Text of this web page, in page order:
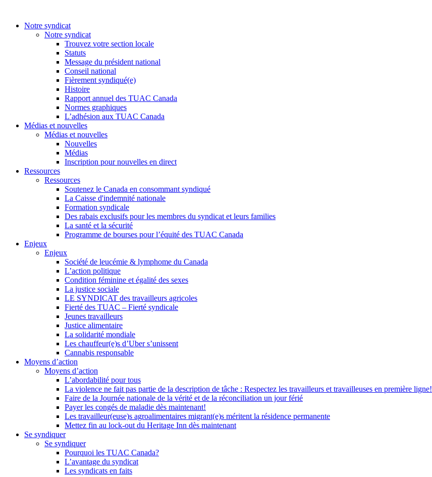
Notre syndicat
Notre syndicat
Trouvez votre section locale
Statuts
Message du président national
Conseil national
Fièrement syndiqué(e)
Histoire
Rapport annuel des TUAC Canada
Normes graphiques
L’adhésion aux TUAC Canada
Médias et nouvelles
Médias et nouvelles
Nouvelles
Médias
Inscription pour nouvelles en direct
Ressources
Ressources
Soutenez le Canada en consommant syndiqué
La Caisse d'indemnité nationale
Formation syndicale
Des rabais exclusifs pour les membres du syndicat et leurs families
La santé et la sécurité
Programme de bourses pour l’équité des TUAC Canada
Enjeux
Enjeux
Société de leucémie & lymphome du Canada
L’action politique
Condition féminine et égalité des sexes
La justice sociale
LE SYNDICAT des travailleurs agricoles
Fierté des TUAC – Fierté syndicale
Jeunes travailleurs
Justice alimentaire
La solidarité mondiale
Les chauffeur(e)s d’Uber s’unissent
Cannabis responsable
Moyens d’action
Moyens d’action
L’abordabilité pour tous
La violence ne fait pas partie de la description de tâche : Respectez les travailleurs et travailleuses en première ligne!
Faire de la Journée nationale de la vérité et de la réconciliation un jour férié
Payer les congés de maladie dès maintenant!
Les travailleur(euse)s agroalimentaires migrant(e)s méritent la résidence permanente
Mettez fin au lock-out du Heritage Inn dès maintenant
Se syndiquer
Se syndiquer
Pourquoi les TUAC Canada?
L’avantage du syndicat
Les syndicats en faits